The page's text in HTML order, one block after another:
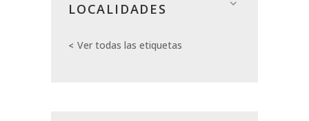
LOCALIDADES
Ver todas las etiquetas